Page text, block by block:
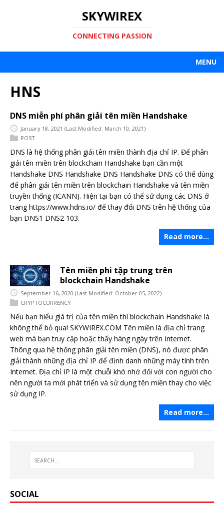
SKYWIREX
CONNECTING PASSION
MENU
HNS
DNS miễn phí phân giải tên miền Handshake
January 18, 2021 (Last Modified: March 10, 2021)
POST
DNS là hệ thống phân giải tên miền thành địa chỉ IP. Để phân
giải tên miền trên blockchain Handshake bạn cần một
Handshake DNS Handshake DNS Handshake DNS có thể dùng
để phân giải tên miền trên blockchain Handshake và tên miền
truyền thống (ICANN). Hiện tại bạn có thể sử dụng các DNS ở
trang https://www.hdns.io/ để thay đổi DNS trên hệ thống của
bạn DNS1 DNS2 103.
Read more…
Tên miền phi tập trung trên
blockchain Handshake
September 16, 2020 (Last Modified: October 05, 2022)
CRYPTOCURRENCY
Nếu bạn hiểu giá trị của tên miền thì blockchain Handshake là
không thể bỏ qua! SKYWIREX.COM Tên miền là địa chỉ trang
web mà bạn truy cập hoặc thấy hàng ngày trên Internet.
Thông qua hệ thống phân giải tên miền (DNS), nó được phân
giải thành những địa chỉ IP để định danh những máy tính trên
Internet. Địa chỉ IP là một chuỗi khó nhớ đối với con người cho
nên người ta mới phát triển và sử dụng tên miền thay cho việc
sử dụng IP.
Read more…
SOCIAL